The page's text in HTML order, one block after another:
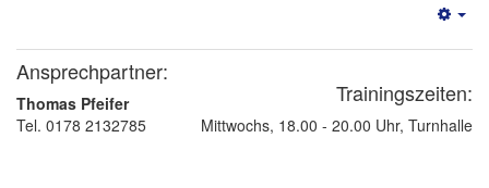
Ansprechpartner:
Thomas Pfeifer
Tel. 0178 2132785
Trainingszeiten:
Mittwochs, 18.00 - 20.00 Uhr, Turnhalle